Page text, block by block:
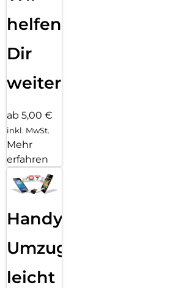
helfen
Dir
weiter
ab 5,00 €
inkl. MwSt.
Mehr
erfahren
Handy
Umzug
leicht